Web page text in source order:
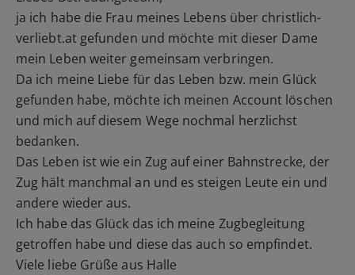
ja ich habe die Frau meines Lebens über christlich-
verliebt.at gefunden und möchte mit dieser Dame
mein Leben weiter gemeinsam verbringen.
Da ich meine Liebe für das Leben bzw. mein Glück
gefunden habe, möchte ich meinen Account löschen
und mich auf diesem Wege nochmal herzlichst
bedanken.
Das Leben ist wie ein Zug auf einer Bahnstrecke, der
Zug hält manchmal an und es steigen Leute ein und
andere wieder aus.
Ich habe das Glück das ich meine Zugbegleitung
getroffen habe und diese das auch so empfindet.
Viele liebe Grüße aus Halle